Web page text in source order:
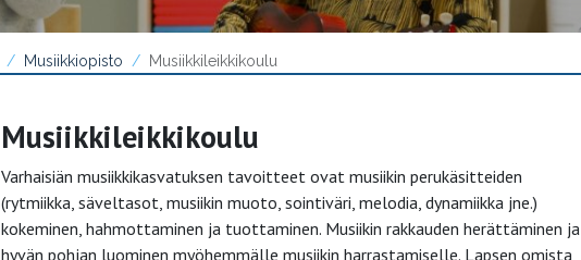
Musiikkiopisto Musiikkileikkikoulu
Musiikkileikkikoulu
Varhaisiän musiikkikasvatuksen tavoitteet ovat musiikin perukäsitteiden
(rytmiikka, säveltasot, musiikin muoto, sointiväri, melodia, dynamiikka jne.)
kokeminen, hahmottaminen ja tuottaminen. Musiikin rakkauden herättäminen ja
hyvän pohjan luominen myöhemmälle musiikin harrastamiselle. Lapsen omista